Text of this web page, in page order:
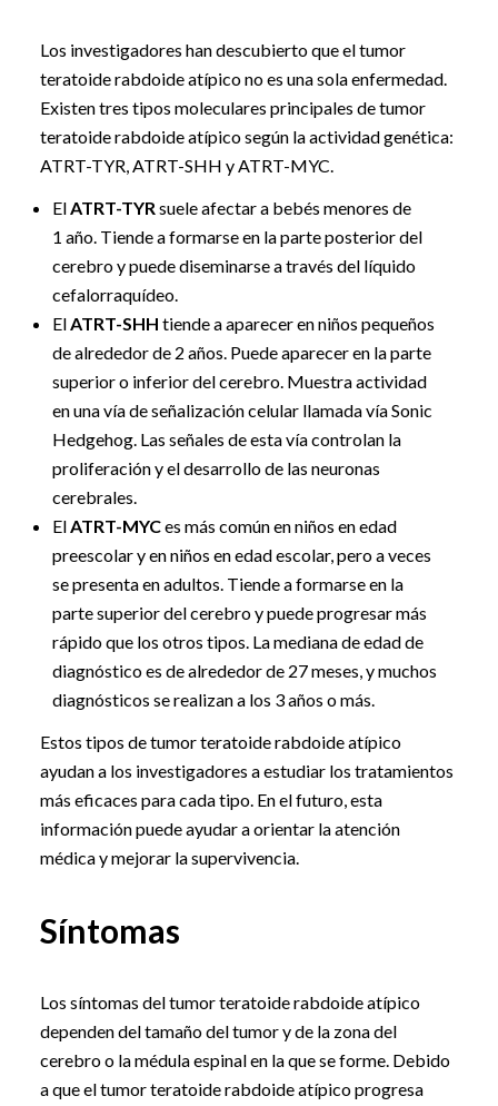
Los investigadores han descubierto que el tumor
teratoide rabdoide atípico no es una sola enfermedad.
Existen tres tipos moleculares principales de tumor
teratoide rabdoide atípico según la actividad genética:
ATRT-TYR, ATRT-SHH y ATRT-MYC.
ElATRT-TYRsuele afectar a bebés menores de
1 año. Tiende a formarse en la parte posterior del
cerebro y puede diseminarse a través del líquido
cefalorraquídeo.
ElATRT-SHH tiende a aparecer en niños pequeños
de alrededor de 2 años. Puede aparecer en la parte
superior o inferior del cerebro. Muestra actividad
en una vía de señalización celular llamada vía Sonic
Hedgehog. Las señales de esta vía controlan la
proliferación y el desarrollo de las neuronas
cerebrales.
ElATRT-MYCes más común en niños en edad
preescolar y en niños en edad escolar, pero a veces
se presenta en adultos. Tiende a formarse en la
parte superior del cerebro y puede progresar más
rápido que los otros tipos. La mediana de edad de
diagnóstico es de alrededor de 27 meses, y muchos
diagnósticos se realizan a los 3 años o más.
Estos tipos de tumor teratoide rabdoide atípico
ayudan a los investigadores a estudiar los tratamientos
más eficaces para cada tipo. En el futuro, esta
información puede ayudar a orientar la atención
médica y mejorar la supervivencia.
Síntomas
Los síntomas del tumor teratoide rabdoide atípico
dependen del tamaño del tumor y de la zona del
cerebro o la médula espinal en la que se forme. Debido
a que el tumor teratoide rabdoide atípico progresa